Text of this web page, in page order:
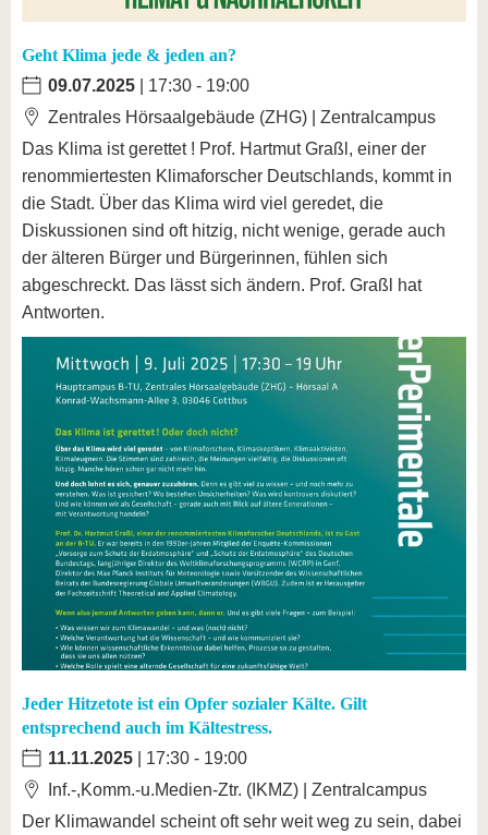
Geht Klima jede & jeden an?
09.07.2025 | 17:30 - 19:00
Zentrales Hörsaalgebäude (ZHG) | Zentralcampus
Das Klima ist gerettet ! Prof. Hartmut Graßl, einer der
renommiertesten Klimaforscher Deutschlands, kommt in
die Stadt. Über das Klima wird viel geredet, die
Diskussionen sind oft hitzig, nicht wenige, gerade auch
der älteren Bürger und Bürgerinnen, fühlen sich
abgeschreckt. Das lässt sich ändern. Prof. Graßl hat
Antworten.
Jeder Hitzetote ist ein Opfer sozialer Kälte. Gilt
entsprechend auch im Kältestress.
11.11.2025 | 17:30 - 19:00
Inf.-,Komm.-u.Medien-Ztr. (IKMZ) | Zentralcampus
Der Klimawandel scheint oft sehr weit weg zu sein, dabei